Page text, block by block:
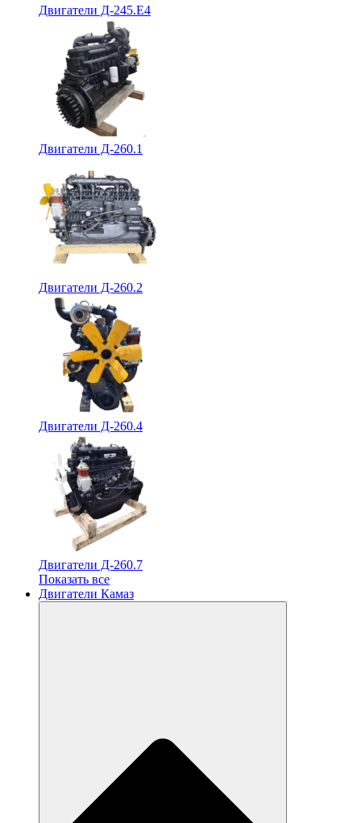
Двигатели Д-245.Е4
Двигатели Д-260.1
Двигатели Д-260.2
Двигатели Д-260.4
Двигатели Д-260.7
Показать все
Двигатели Камаз